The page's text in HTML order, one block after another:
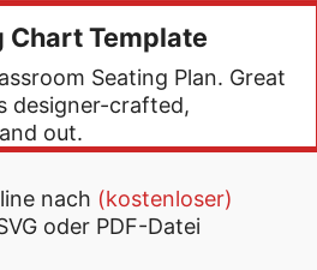
Chart Template
Seating Plan. Great
designer-crafted,
out.
nach (kostenloser)
oder PDF-Datei